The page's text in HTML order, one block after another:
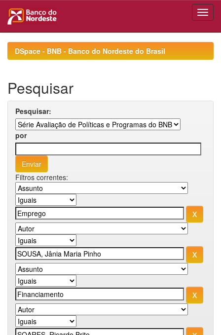
navigationDSpace - BNB - Banco do Nordeste do Brasil
Pesquisar
Pesquisar:
por
Filtros correntes: